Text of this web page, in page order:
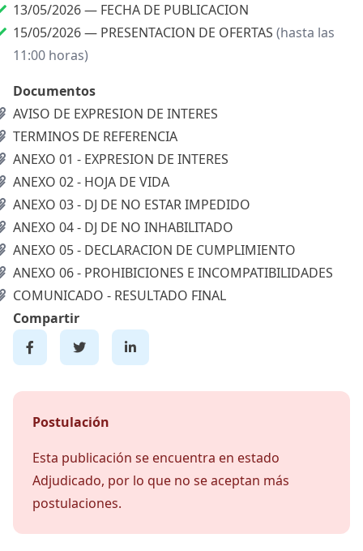
13/05/2026 — FECHA DE PUBLICACION
15/05/2026 — PRESENTACION DE OFERTAS (hasta las
11:00 horas)
Documentos
AVISO DE EXPRESION DE INTERES
TERMINOS DE REFERENCIA
ANEXO 01 - EXPRESION DE INTERES
ANEXO 02 - HOJA DE VIDA
ANEXO 03 - DJ DE NO ESTAR IMPEDIDO
ANEXO 04 - DJ DE NO INHABILITADO
ANEXO 05 - DECLARACION DE CUMPLIMIENTO
ANEXO 06 - PROHIBICIONES E INCOMPATIBILIDADES
COMUNICADO - RESULTADO FINAL
Compartir
Postulación
Esta publicación se encuentra en estado
Adjudicado, por lo que no se aceptan más
postulaciones.